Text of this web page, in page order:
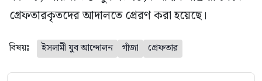
গ্রেফতারকৃতদের আদালতে প্রেরণ করা হয়েছে।
বিষয়ঃ ইসলামী যুব আন্দোলন গাঁজা গ্রেফতার